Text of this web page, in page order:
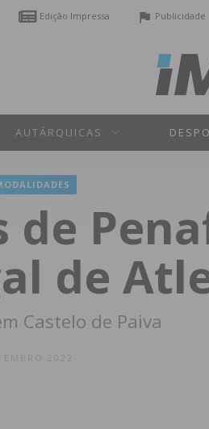
Edição Impressa Publicidade
AUTÁRQUICAS
de
de
Castelo de Paiva
2022